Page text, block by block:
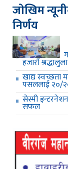
जाेखिम
निर्णय
हजारौं
खाद्य स्वच्छता
पसललाई २०/
सेस्मी
सफल